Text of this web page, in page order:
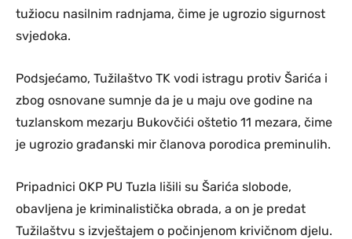
tužiocu nasilnim radnjama, čime je ugrozio sigurnost
svjedoka.
Podsjećamo, Tužilaštvo TK vodi istragu protiv Šarića i
zbog osnovane sumnje da je u maju ove godine na
tuzlanskom mezarju Bukovčići oštetio 11 mezara, čime
je ugrozio građanski mir članova porodica preminulih.
Pripadnici OKP PU Tuzla lišili su Šarića slobode,
obavljena je kriminalistička obrada, a on je predat
Tužilaštvu s izvještajem o počinjenom krivičnom djelu.